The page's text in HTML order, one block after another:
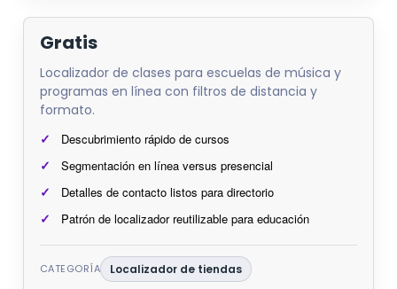
Gratis
Localizador de clases para escuelas de música y
programas en línea con filtros de distancia y
formato.
Descubrimiento rápido de cursos
Segmentación en línea versus presencial
Detalles de contacto listos para directorio
Patrón de localizador reutilizable para educación
CATEGORÍA Localizador de tiendas